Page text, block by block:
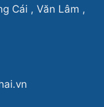
Cái , Văn Lâm ,